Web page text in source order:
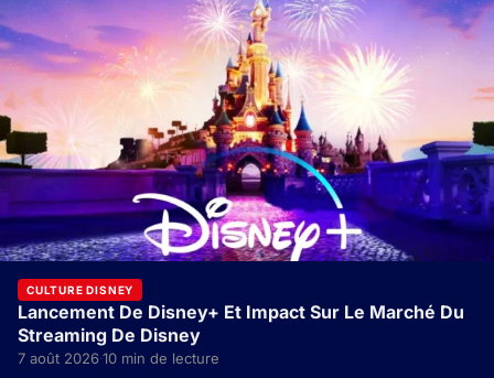
CULTURE DISNEY
Lancement De Disney+ Et Impact Sur Le Marché Du
Streaming De Disney
7 août 2026·10 min de lecture